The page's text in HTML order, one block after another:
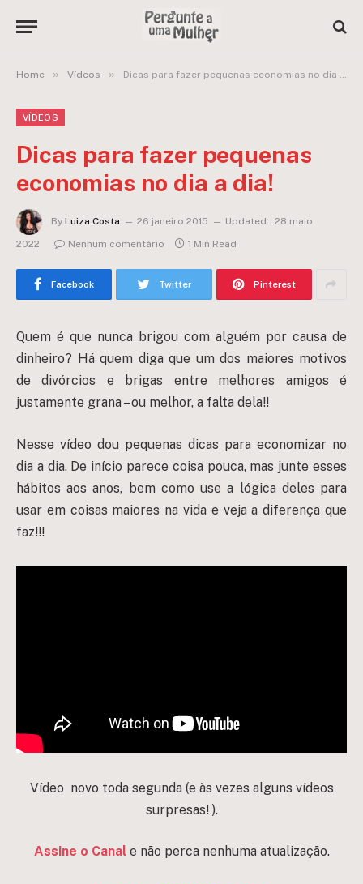
Home » Vídeos » Dicas para fazer pequenas economias no dia a dia!
VÍDEOS
Dicas para fazer pequenas
economias no dia a dia!
By Luiza Costa 26 janeiro 2015 Updated: 28 maio
2022
Nenhum comentário 1 Min Read
Facebook Twitter Pinterest
Quem é que nunca brigou com alguém por causa de
dinheiro? Há quem diga que um dos maiores motivos
de divórcios e brigas entre melhores amigos é
justamente grana – ou melhor, a falta dela!!
Nesse vídeo dou pequenas dicas para economizar no
dia a dia. De início parece coisa pouca, mas junte esses
hábitos aos anos, bem como use a lógica deles para
usar em coisas maiores na vida e veja a diferença que
faz!!!
Vídeo novo toda segunda (e às vezes alguns vídeos
surpresas! ).
Assine o Canal e não perca nenhuma atualização.